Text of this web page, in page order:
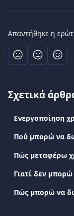
Απαντήθηκε η
Σχετικά
Ενεργοποίηση
Πού μπορώ να